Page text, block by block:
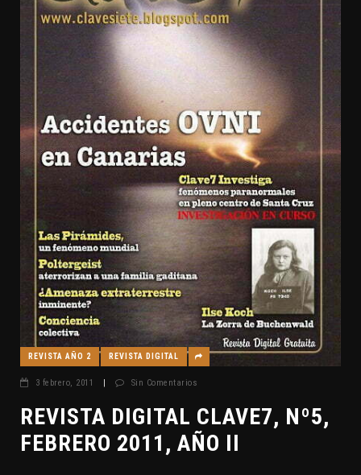
REVISTA AÑO 2 REVISTA DIGITAL
3 febrero, 2011 | Sin Comentarios
REVISTA DIGITAL CLAVE7, Nº5,
FEBRERO 2011, AÑO II